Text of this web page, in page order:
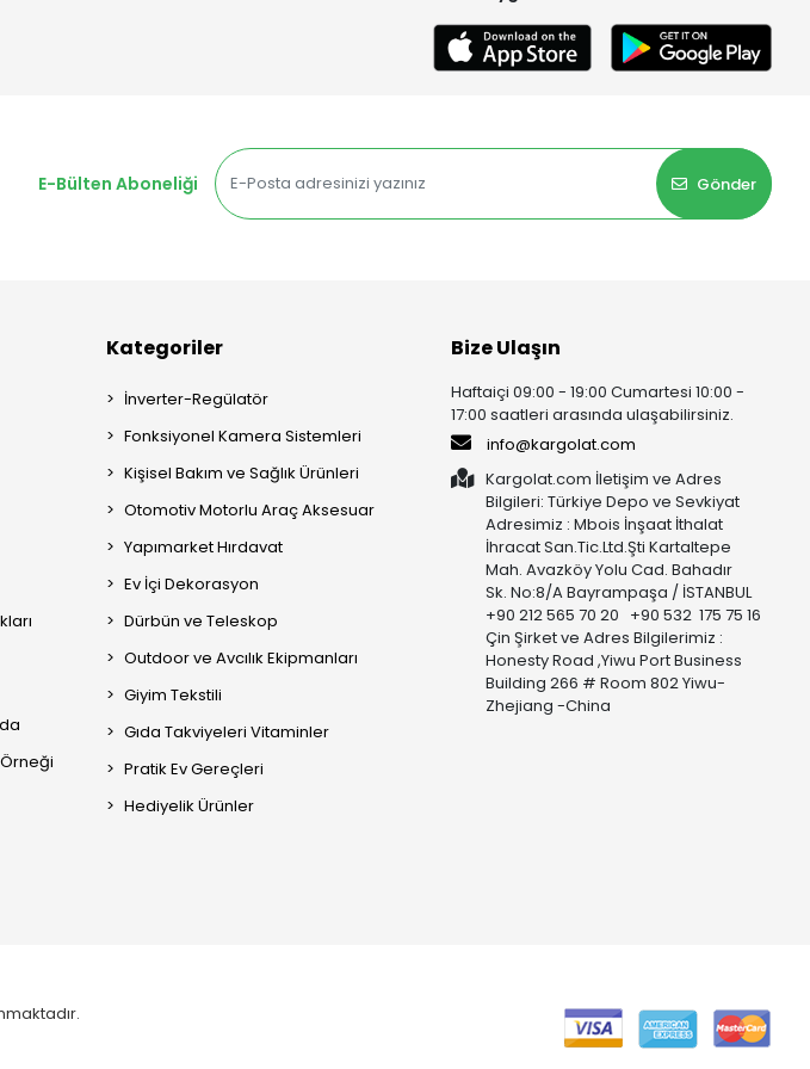
E-Bülten Aboneliği
Gönder
Kategoriler
İnverter-Regülatör
Fonksiyonel Kamera Sistemleri
Kişisel Bakım ve Sağlık Ürünleri
Otomotiv Motorlu Araç Aksesuar
Yapımarket Hırdavat
Ev İçi Dekorasyon
Dürbün ve Teleskop
Outdoor ve Avcılık Ekipmanları
Giyim Tekstili
Gıda Takviyeleri Vitaminler
Pratik Ev Gereçleri
Hediyelik Ürünler
Bize Ulaşın
Haftaiçi 09:00 - 19:00 Cumartesi 10:00 -
17:00 saatleri arasında ulaşabilirsiniz.
info@kargolat.com
Kargolat.com İletişim ve Adres
Bilgileri: Türkiye Depo ve Sevkiyat
Adresimiz : Mbois İnşaat İthalat
İhracat San.Tic.Ltd.Şti Kartaltepe
Mah. Avazköy Yolu Cad. Bahadır
Sk. No:8/A Bayrampaşa / İSTANBUL
+90 212 565 70 20 +90 532 175 75 16
Çin Şirket ve Adres Bilgilerimiz :
Honesty Road ,Yiwu Port Business
Building 266 # Room 802 Yiwu-
Zhejiang -China